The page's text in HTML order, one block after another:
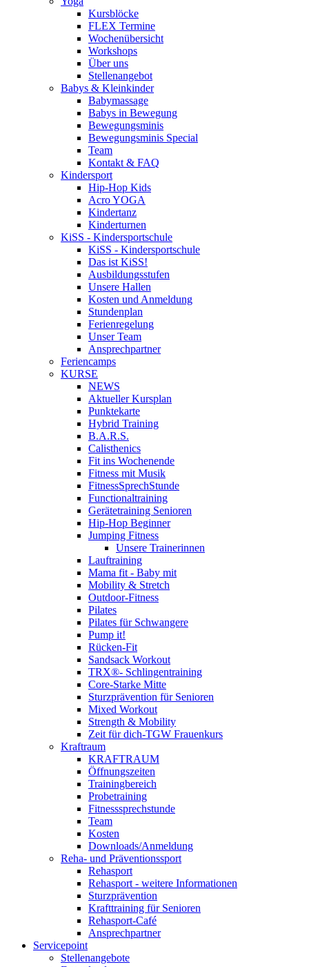
Kursblöcke
FLEX Termine
Wochenübersicht
Workshops
Über uns
Stellenangebot
Babys & Kleinkinder
Babymassage
Babys in Bewegung
Bewegungsminis
Bewegungsminis Special
Team
Kontakt & FAQ
Kindersport
Hip-Hop Kids
Acro YOGA
Kindertanz
Kinderturnen
KiSS - Kindersportschule
KiSS - Kindersportschule
Das ist KiSS!
Ausbildungsstufen
Unsere Hallen
Kosten und Anmeldung
Stundenplan
Ferienregelung
Unser Team
Ansprechpartner
Feriencamps
KURSE
NEWS
Aktueller Kursplan
Punktekarte
Hybrid Training
B.A.R.S.
Calisthenics
Fit ins Wochenende
Fitness mit Musik
FitnessSprechStunde
Functionaltraining
Gerätetraining Senioren
Hip-Hop Beginner
Jumping Fitness
Unsere Trainerinnen
Lauftraining
Mama fit - Baby mit
Mobility & Stretch
Outdoor-Fitness
Pilates
Pilates für Schwangere
Pump it!
Rücken-Fit
Sandsack Workout
TRX®- Schlingentraining
Core-Starke Mitte
Sturzprävention für Senioren
Mixed Workout
Strength & Mobility
Zeit für dich-TGW Frauenkurs
Kraftraum
KRAFTRAUM
Öffnungszeiten
Trainingbereich
Probetraining
Fitnesssprechstunde
Team
Kosten
Downloads/Anmeldung
Reha- und Präventionssport
Rehasport
Rehasport - weitere Informationen
Sturzprävention
Krafttraining für Senioren
Rehasport-Café
Ansprechpartner
Servicepoint
Stellenangebote